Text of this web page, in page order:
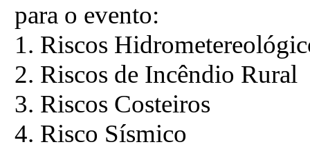
para o evento:
1. Riscos
2. Riscos de Incêndio Rural
3. Riscos Costeiros
4. Risco Sísmico